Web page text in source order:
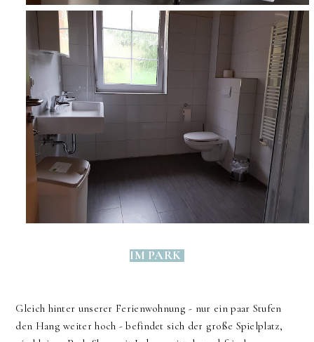
IM PARK
Gleich hinter unserer Ferienwohnung - nur ein paar Stufen
den Hang weiter hoch - befindet sich der große Spielplatz,